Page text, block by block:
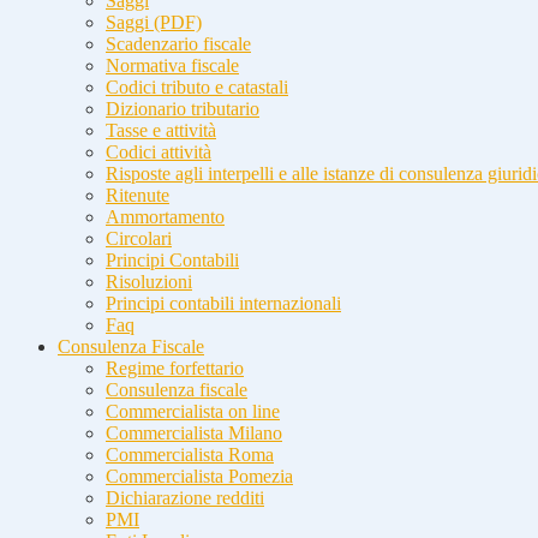
Saggi (PDF)
Scadenzario fiscale
Normativa fiscale
Codici tributo e catastali
Dizionario tributario
Tasse e attività
Codici attività
Risposte agli interpelli e alle istanze di consulenza
Ritenute
Ammortamento
Circolari
Principi Contabili
Risoluzioni
Principi contabili internazionali
Faq
Consulenza Fiscale
Regime forfettario
Consulenza fiscale
Commercialista on line
Commercialista Milano
Commercialista Roma
Commercialista Pomezia
Dichiarazione redditi
PMI